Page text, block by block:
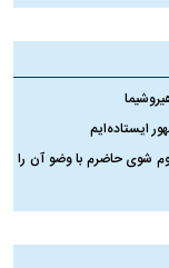
ایستاده‌ایم
شوی حاضرم با وضو آن را